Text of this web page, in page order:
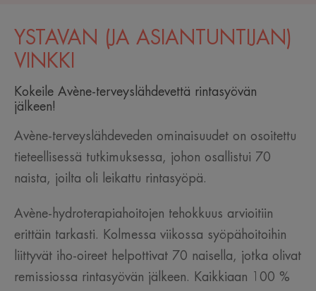
YSTÄVÄN (JA ASIANTUNTIJAN)
VINKKI
Kokeile Avène-terveyslähdevettä rintasyövän
jälkeen!
Avène-terveyslähdeveden ominaisuudet on osoitettu
tieteellisessä tutkimuksessa, johon osallistui 70
naista, joilta oli leikattu rintasyöpä.
Avène-hydroterapiahoitojen tehokkuus arvioitiin
erittäin tarkasti. Kolmessa viikossa syöpähoitoihin
liittyvät iho-oireet helpottivat 70 naisella, jotka olivat
remissiossa rintasyövän jälkeen. Kaikkiaan 100 %